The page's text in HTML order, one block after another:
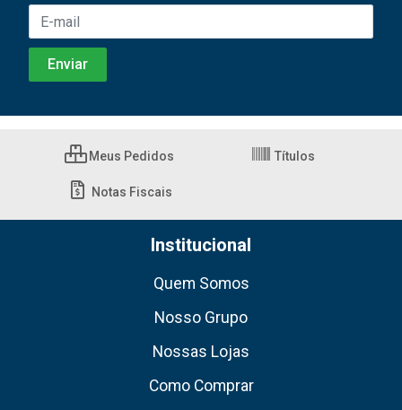
Meus Pedidos Títulos
Notas Fiscais
Institucional
Quem Somos
Nosso Grupo
Nossas Lojas
Como Comprar